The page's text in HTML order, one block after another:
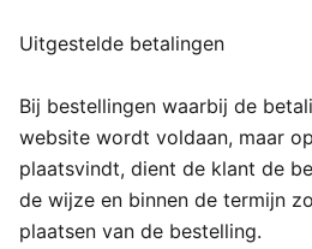
Uitgestelde betalingen
Bij bestellingen waarbij de
website wordt voldaan, maar
plaatsvindt, dient de klant de
de wijze en binnen de termijn
plaatsen van de bestelling.